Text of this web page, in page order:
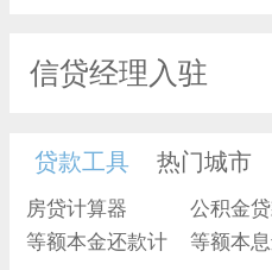
信贷经理入驻
贷款工具 热门城市
房贷计算器
公积金
器
等额本金还款计
等额本